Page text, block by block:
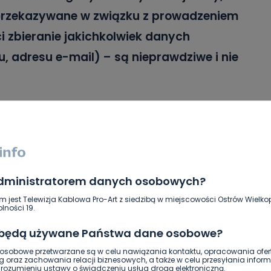
danych osobowych?
jest Telewizja Kablowa Pro-Art z siedzibą w miejscowości Ostrów
19.
używane Państwa dane osobowe?
przetwarzane są w celu nawiązania kontaktu, opracowania
oraz zachowania relacji biznesowych, a także w celu przesyłania
ustawy o świadczeniu usług drogą elektroniczną.
w związku z prowadzeniem
zbieranie jakichkolwiek danych
adresu e-mail) – są nieprawdziwe i nie
SMS-ów, jakie otrzymują użytkownicy
od firmy. Oczywiście tam także
na odpowiednią stronę.
wysyłki SMS-ów, w których
link, by np. odebrać nagrodę